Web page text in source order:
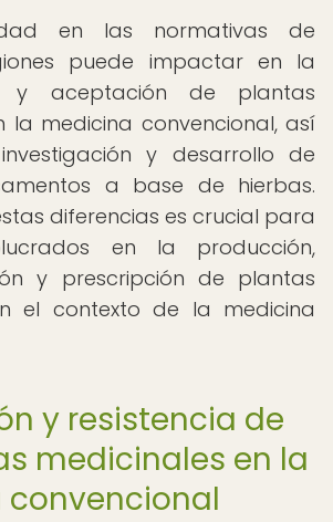
en las normativas de
puede impactar en la
y aceptación de plantas
la medicina convencional, así
y desarrollo de
a base de hierbas.
diferencias es crucial para
en la producción,
y prescripción de plantas
el contexto de la medicina
y resistencia de
medicinales en la